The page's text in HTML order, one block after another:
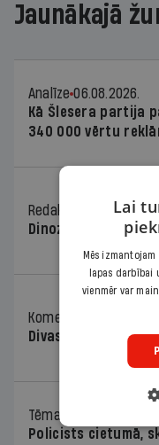
Jaunākajā
Analīze 06.08.2026.
Kā Šlesera partija
340 000 vērtu
Redaktores sleja
Dinozaura triks
Komentārs
Divas koalīcijas
Tēma
Policists cietumā,
Lai
Mēs
lapas
vienmēr var